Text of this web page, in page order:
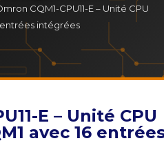
CQM1-CPU11-E – Unité CPU
entrées intégrées
E – Unité CPU
avec 16